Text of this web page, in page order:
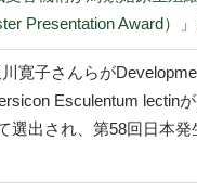
Presentation Award）」
寛子さんらが
Esculentum lectin
選出され、第58回日本